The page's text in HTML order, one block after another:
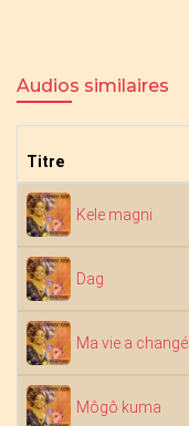
Audios similaires
Titre
Kele magni
Dag
Ma vie a changé
Môgô kuma